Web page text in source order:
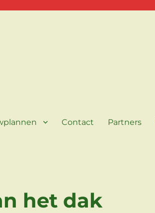
Contact Partners
het dak